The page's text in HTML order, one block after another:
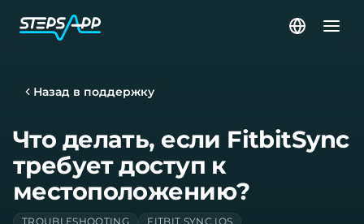
Назад в поддержку
Что делать, если FitbitSync
требует доступ к
местоположению?
TROUBLESHOOTING FITBIT SYNC IOS